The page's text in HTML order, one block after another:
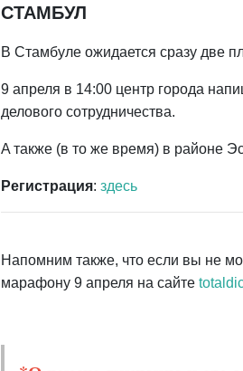
СТАМБУЛ
В Стамбуле ожидается сразу две
9 апреля в 14:00 центр города
делового сотрудничества.
A также (в то же время) в районе
Регистрация: здесь
Напомним также, что если вы не
марафону 9 апреля на сайте